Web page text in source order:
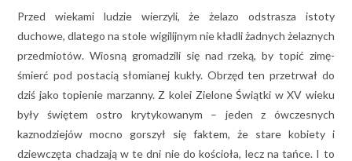
Przed wiekami ludzie wierzyli, że żelazo odstrasza istoty
duchowe, dlatego na stole wigilijnym nie kładli żadnych żelaznych
przedmiotów. Wiosną gromadzili się nad rzeką, by topić zimę-
śmierć pod postacią słomianej kukły. Obrzęd ten przetrwał do
dziś jako topienie marzanny. Z kolei Zielone Świątki w XV wieku
były świętem ostro krytykowanym – jeden z ówczesnych
kaznodziejów mocno gorszył się faktem, że stare kobiety i
dziewczęta chadzają w te dni nie do kościoła, lecz na tańce. I to